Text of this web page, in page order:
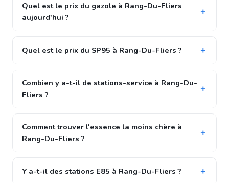
Quel est le prix du gazole à Rang-Du-Fliers
aujourd'hui ?
Quel est le prix du SP95 à Rang-Du-Fliers ?
Combien y a-t-il de stations-service à Rang-Du-
Fliers ?
Comment trouver l'essence la moins chère à
Rang-Du-Fliers ?
Y a-t-il des stations E85 à Rang-Du-Fliers ?